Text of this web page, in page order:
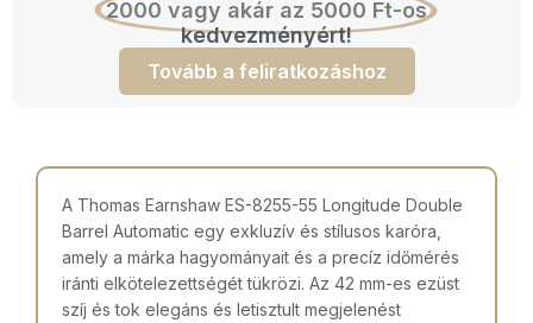
2000 vagy akár az 5000 Ft-os
kedvezményért!
Tovább a feliratkozáshoz
A Thomas Earnshaw ES-8255-55 Longitude Double
Barrel Automatic egy exkluzív és stílusos karóra,
amely a márka hagyományait és a precíz időmérés
iránti elkötelezettségét tükrözi. Az 42 mm-es ezüst
szíj és tok elegáns és letisztult megjelenést